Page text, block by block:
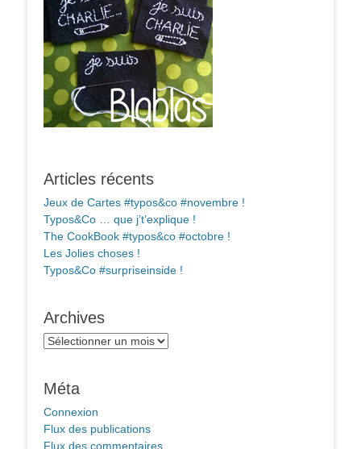
Articles récents
Jeux de Cartes #typos&co #novembre !
Typos&Co … que j’t’explique !
The CookBook #typos&co #octobre !
Les Jolies choses !
Typos&Co #surpriseinside !
Archives
Archives
Méta
Connexion
Flux des publications
Flux des commentaires